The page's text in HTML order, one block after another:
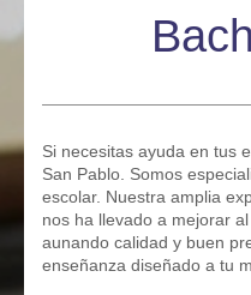
Si necesitas ayuda en tus
San Pablo. Somos
escolar. Nuestra amplia
nos ha llevado a mejorar
aunando calidad y buen
enseñanza diseñado a tu